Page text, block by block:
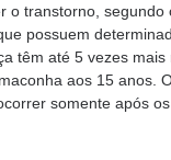
o transtorno, segundo
possuem
têm até 5 vezes
aos 15 anos.
somente após os